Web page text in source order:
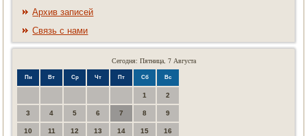
Архив записей
Связь с нами
Сегодня: Пятница, 7 Августа
Пн Вт Ср Чт Пт Сб Вс
1 2
3 4 5 6 7 8 9
10 11 12 13 14 15 16